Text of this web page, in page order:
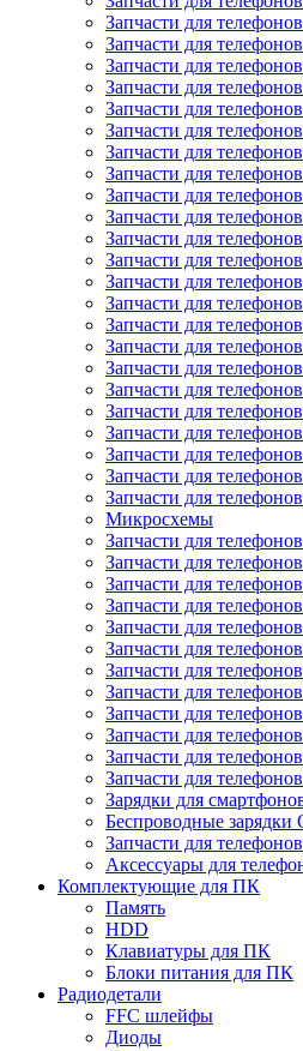
Запчасти для
Запчасти для
Запчасти для
Запчасти для
Запчасти для
Запчасти для
Запчасти для
Запчасти для
Запчасти для
Запчасти для
Запчасти для
Запчасти для
Запчасти для
Запчасти для
Запчасти для
Запчасти для
Запчасти для
Запчасти для
Запчасти для
Запчасти для
Запчасти для
Запчасти для
Запчасти для
Микросхемы
Запчасти для
Запчасти для
Запчасти для
Запчасти для
Запчасти для
Запчасти для
Запчасти для
Запчасти для
Запчасти для
Запчасти для
Запчасти для
Запчасти для
Зарядки для
Беспроводные зарядки
Запчасти для
Аксессуары для
Комплектующие для ПК
Память
HDD
Клавиатуры для ПК
Блоки питания для ПК
Радиодетали
FFC шлейфы
Диоды